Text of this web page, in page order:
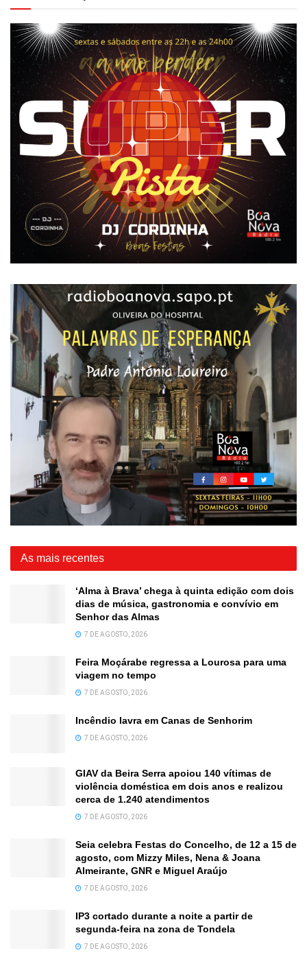
As mais recentes
‘Alma à Brava’ chega à quinta edição com dois
dias de música, gastronomia e convívio em
Senhor das Almas
7 DE AGOSTO, 2026
Feira Moçárabe regressa a Lourosa para uma
viagem no tempo
7 DE AGOSTO, 2026
Incêndio lavra em Canas de Senhorim
7 DE AGOSTO, 2026
GIAV da Beira Serra apoiou 140 vítimas de
violência doméstica em dois anos e realizou
cerca de 1.240 atendimentos
7 DE AGOSTO, 2026
Seia celebra Festas do Concelho, de 12 a 15 de
agosto, com Mizzy Miles, Nena & Joana
Almeirante, GNR e Miguel Araújo
7 DE AGOSTO, 2026
IP3 cortado durante a noite a partir de
segunda-feira na zona de Tondela
7 DE AGOSTO, 2026